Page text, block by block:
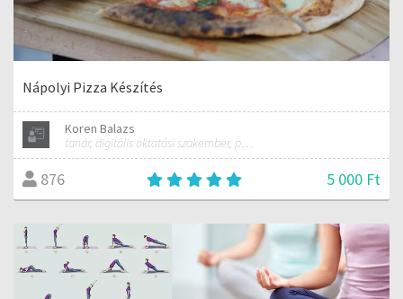
Nápolyi Pizza Készítés
Koren Balazs
tanár, digitális oktatási szakember, pizza rajongó
876 5 000 Ft